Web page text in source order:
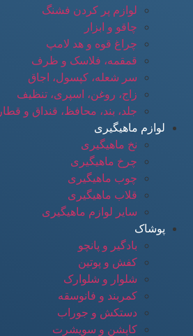
لوازم پر کردن فشنگ
چاقو و ابزار
چراغ قوه و هد لامپ
قمقمه، فلاسک و ظرف
سر شعله، کپسول، اجاق
زاج، روغن، اسپری، تنظیف
جلد، بند، محافظ، قنداق و قطار
لوازم ماهیگیری
نخ ماهیگیری
چرخ ماهیگیری
چوب ماهیگیری
قلاب ماهیگیری
سایر لوازم ماهیگیری
پوشاک
بادگیر و پانچو
کفش و پوتین
شلوار و شلوارک
کمربند و فانوسقه
دستکش و جوراب
کاپشن و سویشرت